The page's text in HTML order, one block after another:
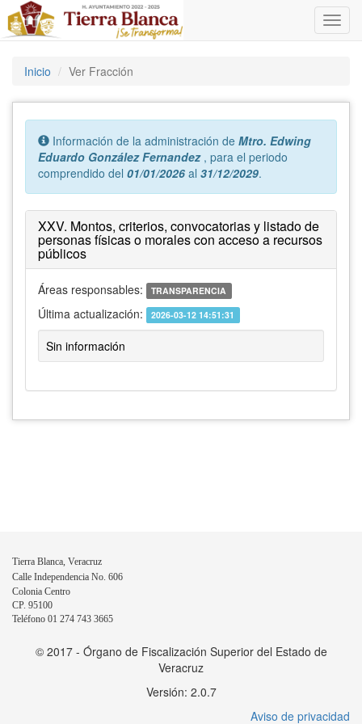
Inicio Ver Fracción
Error:
Información de la administración de Mtro. Edwing
Eduardo González Fernandez , para el periodo
comprendido del 01/01/2026 al 31/12/2029.
XXV. Montos, criterios, convocatorias y listado de
personas físicas o morales con acceso a recursos
públicos
Áreas responsables: TRANSPARENCIA
Última actualización: 2026-03-12 14:51:31
Sin información
Tierra Blanca, Veracruz
Calle Independencia No. 606
Colonia Centro
CP. 95100
Teléfono 01 274 743 3665
© 2017 - Órgano de Fiscalización Superior del Estado de
Veracruz
Versión: 2.0.7
Aviso de privacidad